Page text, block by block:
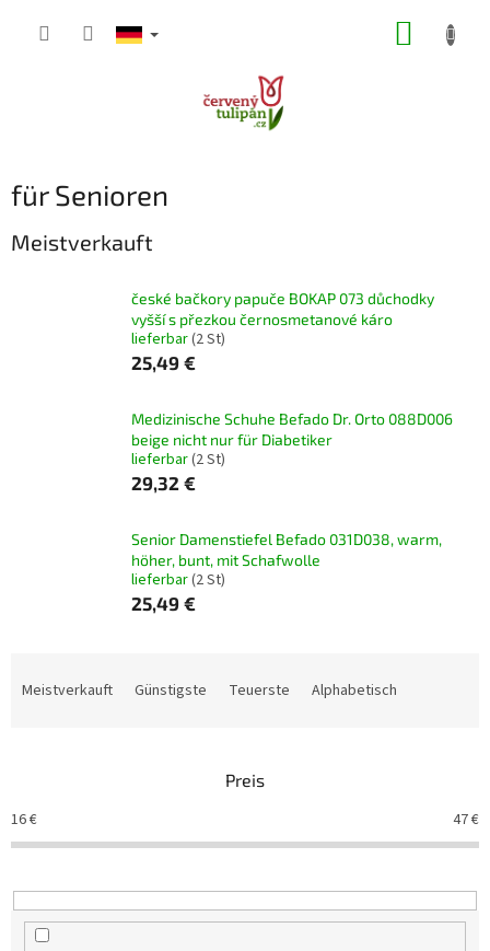
für Senioren
Meistverkauft
české bačkory papuče BOKAP 073 důchodky
vyšší s přezkou černosmetanové káro
lieferbar(2 St)
25,49 €
Medizinische Schuhe Befado Dr. Orto 088D006
beige nicht nur für Diabetiker
lieferbar(2 St)
29,32 €
Senior Damenstiefel Befado 031D038, warm,
höher, bunt, mit Schafwolle
lieferbar(2 St)
25,49 €
t
s
o
t
Meistverkauft Günstigste Teuerste Alphabetisch
Preis
16€ 47€